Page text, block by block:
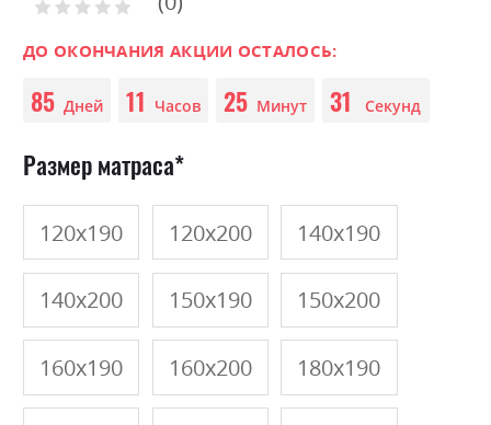
of
images
gallery
Рейтинг:
ДО ОКОНЧАНИЯ АКЦИИ ОСТАЛОСЬ:
85 Дней 11 Часов 25 Минут 31 Секунд
Размер матраса
120х190 120х200 140х190
140х200 150х190 150х200
160х190 160х200 180х190